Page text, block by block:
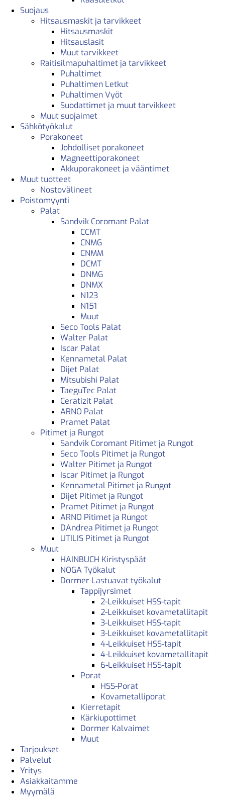
Suojaus
Hitsausmaskit ja tarvikkeet
Hitsausmaskit
Hitsauslasit
Muut tarvikkeet
Raitisilmapuhaltimet ja tarvikkeet
Puhaltimet
Puhaltimen Letkut
Puhaltimen Vyöt
Suodattimet ja muut tarvikkeet
Muut suojaimet
Sähkötyökalut
Porakoneet
Johdolliset porakoneet
Magneettiporakoneet
Akkuporakoneet ja vääntimet
Muut tuotteet
Nostovälineet
Poistomyynti
Palat
Sandvik Coromant Palat
CCMT
CNMG
CNMM
DCMT
DNMG
DNMX
N123
N151
Muut
Seco Tools Palat
Walter Palat
Iscar Palat
Kennametal Palat
Dijet Palat
Mitsubishi Palat
TaeguTec Palat
Ceratizit Palat
ARNO Palat
Pramet Palat
Pitimet ja Rungot
Sandvik Coromant Pitimet ja Rungot
Seco Tools Pitimet ja Rungot
Walter Pitimet ja Rungot
Iscar Pitimet ja Rungot
Kennametal Pitimet ja Rungot
Dijet Pitimet ja Rungot
Pramet Pitimet ja Rungot
ARNO Pitimet ja Rungot
DAndrea Pitimet ja Rungot
UTILIS Pitimet ja Rungot
Muut
HAINBUCH Kiristyspäät
NOGA Työkalut
Dormer Lastuavat työkalut
Tappijyrsimet
2-Leikkuiset HSS-tapit
2-Leikkuiset kovametallitapit
3-Leikkuiset HSS-tapit
3-Leikkuiset kovametallitapit
4-Leikkuiset HSS-tapit
4-Leikkuiset kovametallitapit
6-Leikkuiset HSS-tapit
Porat
HSS-Porat
Kovametalliporat
Kierretapit
Kärkiupottimet
Dormer Kalvaimet
Muut
Tarjoukset
Palvelut
Yritys
Asiakkaitamme
Myymälä